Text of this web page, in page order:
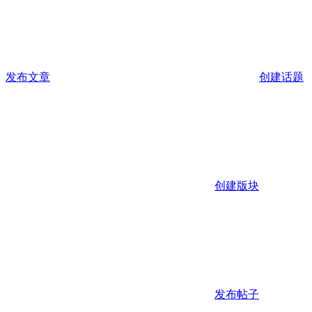
发布文章 创建话题
创建版块
发布帖子